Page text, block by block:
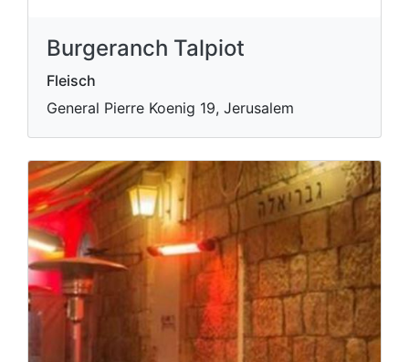
Burgeranch Talpiot
Fleisch
General Pierre Koenig 19, Jerusalem